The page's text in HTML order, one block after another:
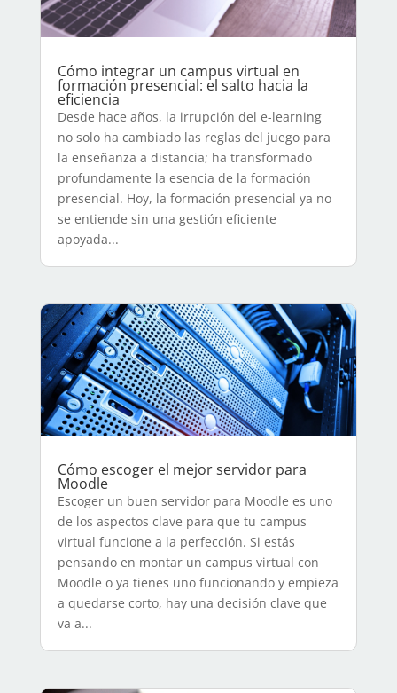
Cómo integrar un campus virtual en
formación presencial: el salto hacia la
eficiencia
Desde hace años, la irrupción del e-learning
no solo ha cambiado las reglas del juego para
la enseñanza a distancia; ha transformado
profundamente la esencia de la formación
presencial. Hoy, la formación presencial ya no
se entiende sin una gestión eficiente
apoyada...
Cómo escoger el mejor servidor para
Moodle
Escoger un buen servidor para Moodle es uno
de los aspectos clave para que tu campus
virtual funcione a la perfección. Si estás
pensando en montar un campus virtual con
Moodle o ya tienes uno funcionando y empieza
a quedarse corto, hay una decisión clave que
va a...